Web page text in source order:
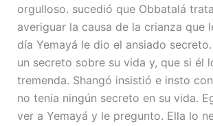
orgulloso. sucedió que Obbatalá
averiguar la causa de la crianza que
día Yemayá le dio el ansiado
un secreto sobre su vida y, que si él
tremenda. Shangó insistió e insto
no tenia ningún secreto en su vida.
ver a Yemayá y le pregunto. Ella lo